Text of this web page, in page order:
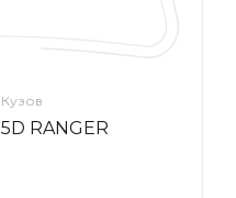
Кузов
5D RANGER